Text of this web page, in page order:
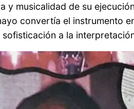
y musicalidad de su
convertía el instrumento
a la